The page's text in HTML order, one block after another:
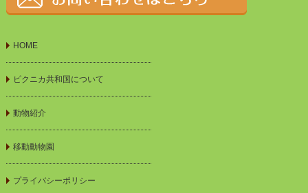
HOME
ピクニカ共和国について
動物紹介
移動動物園
プライバシーポリシー